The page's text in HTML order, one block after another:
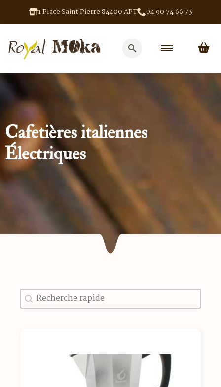
1 Place Saint Pierre 84400 APT 04 90 74 66 73
for:
Cafetières italiennes
Électriques
Recherche
Rechercher